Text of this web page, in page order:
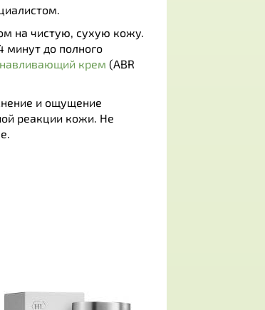
на чистую, сухую кожу.
до полного
крем (ABR
и ощущение
реакции кожи. Не